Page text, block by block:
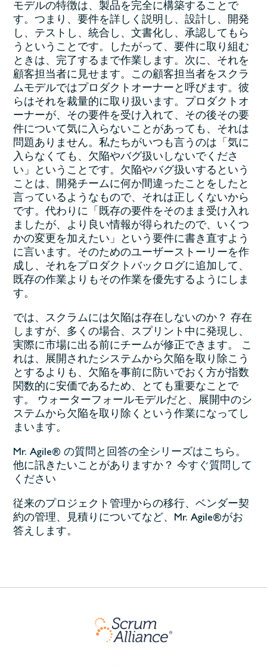
モデルの特徴は、製品を完全に構築することで
す。つまり、要件を詳しく説明し、設計し、開発
し、テストし、統合し、文書化し、承認してもら
うということです。したがって、要件に取り組む
ときは、完了するまで作業します。次に、それを
顧客担当者に見せます。この顧客担当者をスクラ
ムモデルではプロダクトオーナーと呼びます。彼
らはそれを裁量的に取り扱います。プロダクトオ
ーナーが、その要件を受け入れて、その後その要
件について気に入らないことがあっても、それは
問題ありません。私たちがいつも言うのは「気に
入らなくても、欠陥やバグ扱いしないでくださ
い」ということです。欠陥やバグ扱いするという
ことは、開発チームに何か間違ったことをしたと
言っているようなもので、それは正しくないから
です。代わりに「既存の要件をそのまま受け入れ
ましたが、より良い情報が得られたので、いくつ
かの変更を加えたい」という要件に書き直すよう
に言います。そのためのユーザーストーリーを作
成し、それをプロダクトバックログに追加して、
既存の作業よりもその作業を優先するようにしま
す。
では、スクラムには欠陥は存在しないのか？ 存在
しますが、多くの場合、スプリント中に発現し、
実際に市場に出る前にチームが修正できます。 こ
れは、展開されたシステムから欠陥を取り除こう
とするよりも、欠陥を事前に防いでおく方が指数
関数的に安価であるため、とても重要なことで
す。 ウォーターフォールモデルだと、展開中のシ
ステムから欠陥を取り除くという作業になってし
まいます。
Mr. Agile® の質問と回答の全シリーズはこちら。
他に訊きたいことがありますか？今すぐ質問して
ください
従来のプロジェクト管理からの移行、ベンダー契
約の管理、見積りについてなど、Mr. Agile®がお
答えします。